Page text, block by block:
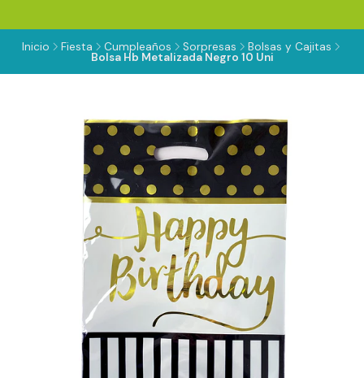
Inicio Fiesta Cumpleaños Sorpresas Bolsas y Cajitas
Bolsa Hb Metalizada Negro 10 Uni